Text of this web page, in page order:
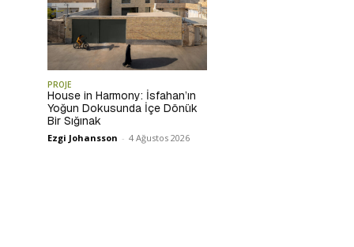
PROJE
House in Harmony: İsfahan’ın
Yoğun Dokusunda İçe Dönük
Bir Sığınak
Ezgi Johansson - 4 Ağustos 2026